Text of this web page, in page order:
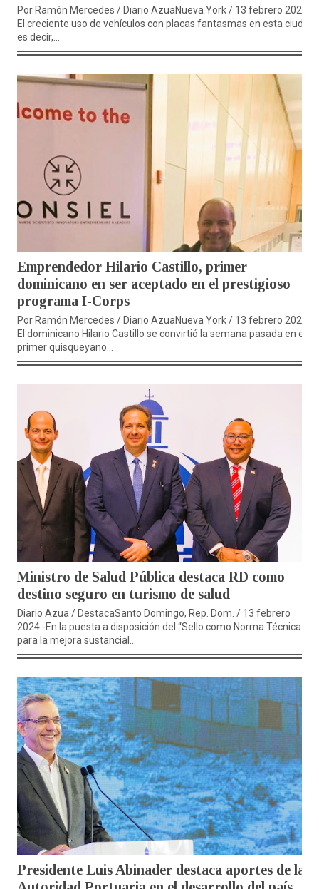
Por Ramón Mercedes / Diario AzuaNueva York / 13 febrero 2024.-
El creciente uso de vehículos con placas fantasmas en esta ciudad,
es decir,...
Emprendedor Hilario Castillo, primer
dominicano en ser aceptado en el prestigioso
programa I-Corps
Por Ramón Mercedes / Diario AzuaNueva York / 13 febrero 2024.-
El dominicano Hilario Castillo se convirtió la semana pasada en el
primer quisqueyano...
Ministro de Salud Pública destaca RD como
destino seguro en turismo de salud
Diario Azua / DestacaSanto Domingo, Rep. Dom. / 13 febrero
2024.-En la puesta a disposición del “Sello como Norma Técnica
para la mejora sustancial...
Presidente Luis Abinader destaca aportes de la